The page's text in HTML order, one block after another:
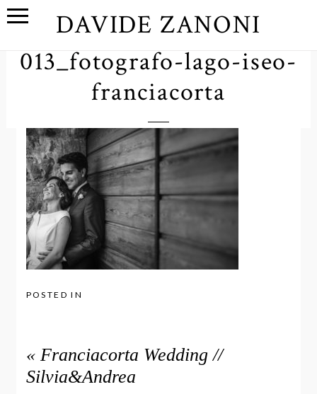
DAVIDE ZANONI
013_fotografo-lago-iseo-
franciacorta
POSTED IN
« Franciacorta Wedding //
Silvia&Andrea